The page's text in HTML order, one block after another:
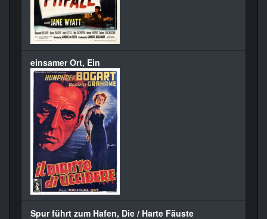
einsamer Ort, Ein
Spur führt zum Hafen, Die / Harte Fäuste